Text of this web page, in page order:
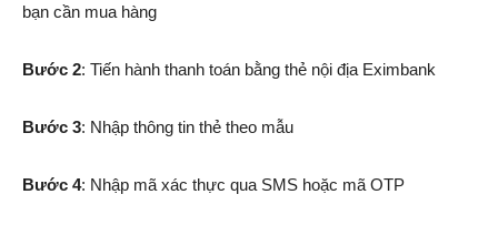
bạn cần mua hàng
Bước 2: Tiến hành thanh toán bằng thẻ nội địa Eximbank
Bước 3: Nhập thông tin thẻ theo mẫu
Bước 4: Nhập mã xác thực qua SMS hoặc mã OTP